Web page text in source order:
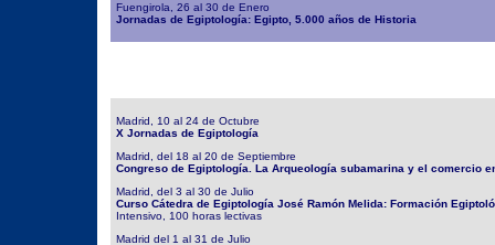
Fuengirola, 26 al 30 de Enero
Jornadas de Egiptología: Egipto, 5.000 años de Historia
Madrid, 10 al 24 de Octubre
X Jornadas de Egiptología
Madrid, del 18 al 20 de Septiembre
Congreso de Egiptología. La Arqueología subamarina y el comercio
Madrid, del 3 al 30 de Julio
Curso Cátedra de Egiptología José Ramón Melida: Formación
Intensivo, 100 horas lectivas
Madrid del 1 al 31 de Julio